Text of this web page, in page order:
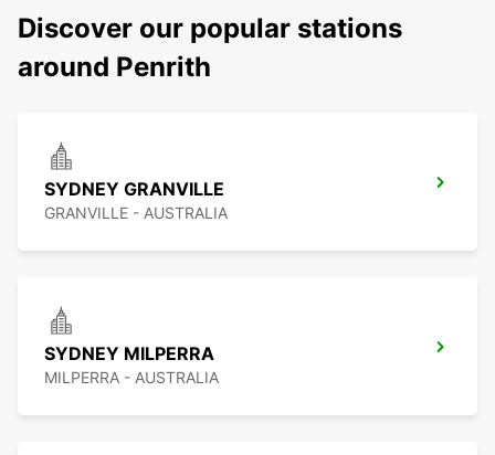
Discover our popular stations
around Penrith
SYDNEY GRANVILLE
GRANVILLE - AUSTRALIA
SYDNEY MILPERRA
MILPERRA - AUSTRALIA